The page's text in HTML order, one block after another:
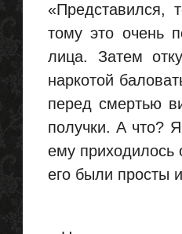
«Представился,
тому это очень
лица. Затем
наркотой
перед смертью
получки. А что?
ему приходилось
его были просты